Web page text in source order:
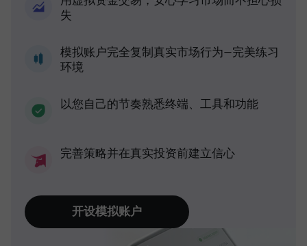
失
模拟账户完全复制真实市场行为—完美练习
环境
以您自己的节奏熟悉终端、工具和功能
完善策略并在真实投资前建立信心
开设模拟账户